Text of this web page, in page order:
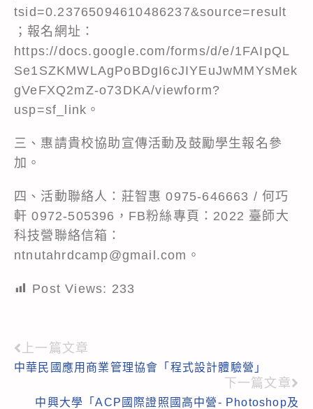
tsid=0.23765094610486237&source=result
；報名網址：
https://docs.google.com/forms/d/e/1FAIpQL
Se1SZKMWLAgPoBDgI6cJIYEuJwMMYsMek
gVeFXQ2mZ-o73DKA/viewform?
usp=sf_link 。
三、惠請貴校協助宣傳活動及鼓勵學生報名參
加。
四、活動聯絡人：莊智惠 0975-646663 / 何巧
軒 0972-505396，FB粉絲專頁：2022 臺師大
科技營聯絡信箱：
ntnutahrdcamp@gmail.com。
Post Views: 233
Read
more
articles
上一篇文章
中華民國應用商業管理協會「程式設計體驗營」
下一篇文章
中興大學「ACP國際證照國高中營- Photoshop及